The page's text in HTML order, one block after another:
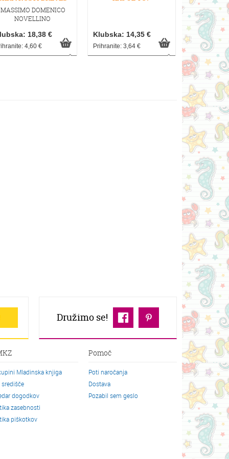
MASSIMO DOMENICO
NOVELLINO
18,38 €
4,60 €
Klubska: 14,35 €
Prihranite: 3,64 €
Klubska:
Prihranite:
Družimo se!
Mladinska knjiga
središče
dogodkov
zasebnosti
piškotkov
Pomoč
Poti naročanja
Dostava
Pozabil sem geslo